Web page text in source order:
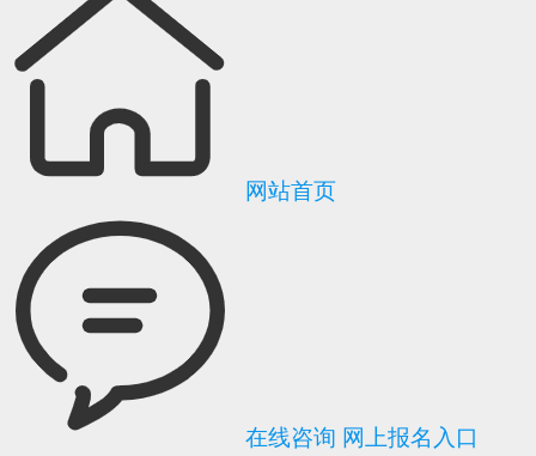
网站首页
在线咨询 网上报名入口